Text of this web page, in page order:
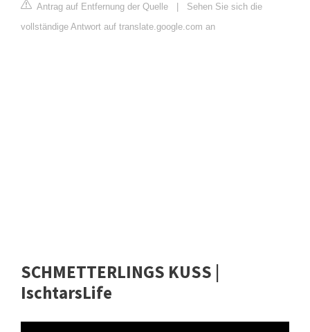
Antrag auf Entfernung der Quelle
Sehen Sie sich die
vollständige Antwort auf translate.google.com an
SCHMETTERLINGS KUSS |
IschtarsLife